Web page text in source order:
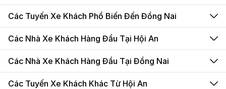
Các Tuyến Xe Khách Phổ Biến Đến Đồng Nai
Các Nhà Xe Khách Hàng Đầu Tại Hội An
Các Nhà Xe Khách Hàng Đầu Tại Đồng Nai
Các Tuyến Xe Khách Khác Từ Hội An